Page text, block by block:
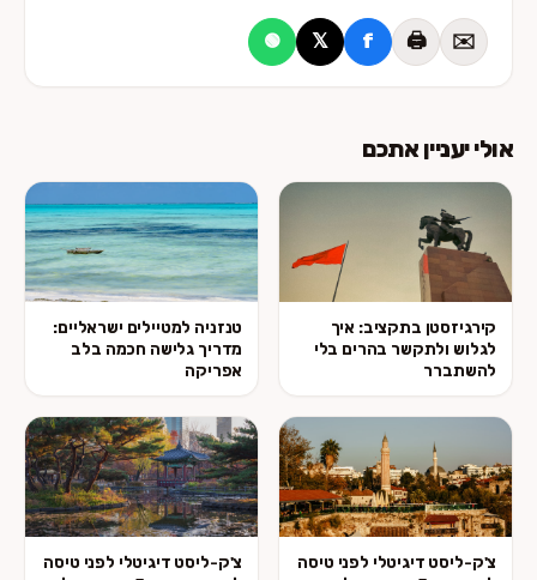
✉️
🖨️
f
𝕏
🟢
אולי יעניין אתכם
קירגיזסטן בתקציב: איך
לגלוש ולתקשר בהרים בלי
להשתברר
טנזניה למטיילים ישראליים:
מדריך גלישה חכמה בלב
אפריקה
צ'ק-ליסט דיגיטלי לפני טיסה
צ'ק-ליסט דיגיטלי לפני טיסה